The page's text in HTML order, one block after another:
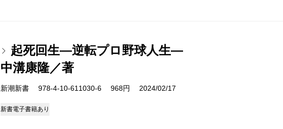
起死回生―逆転プロ野球人生―
中溝康隆／著
新潮新書 978-4-10-611030-6 968円 2024/02/17
新書電子書籍あり